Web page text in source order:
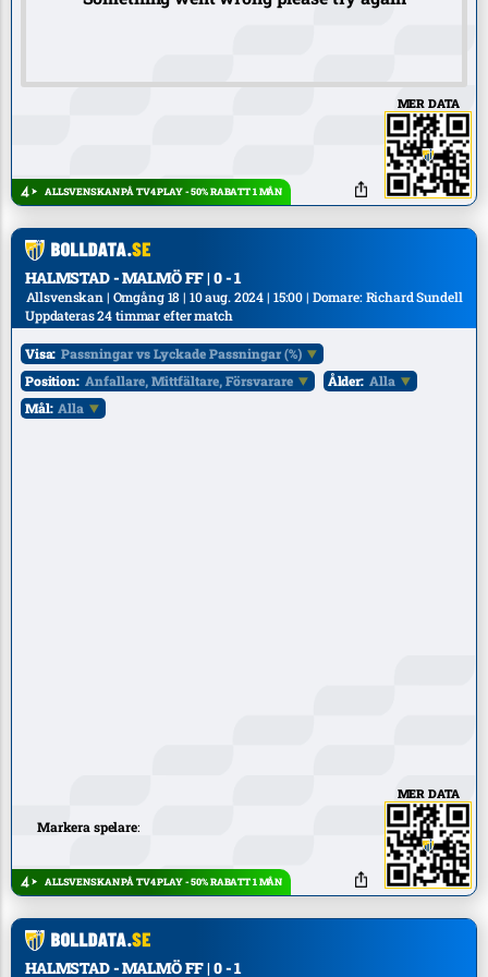
ALLSVENSKAN PÅ TV4 PLAY - 50% RABATT 1 MÅN
MER DATA
HALMSTAD - MALMÖ FF | 0 - 1
Allsvenskan | Omgång 18 | 10 aug. 2024 | 15:00 | Domare: Richard Sundell
Uppdateras 24 timmar efter match
Visa: Passningar vs Lyckade Passningar (%)
Position: Anfallare, Mittfältare, Försvarare Ålder: Alla
Mål: Alla
Markera spelare:
ALLSVENSKAN PÅ TV4 PLAY - 50% RABATT 1 MÅN
MER DATA
HALMSTAD - MALMÖ FF | 0 - 1